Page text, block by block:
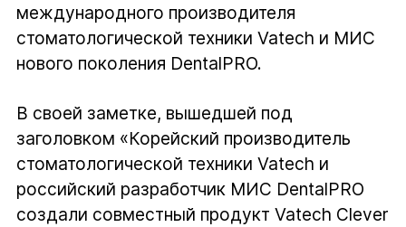
международного производителя
стоматологической техники Vatech и МИС
нового поколения DentalPRO.
В своей заметке, вышедшей под
заголовком «Корейский производитель
стоматологической техники Vatech и
российский разработчик МИС DentalPRO
создали совместный продукт Vatech Clever